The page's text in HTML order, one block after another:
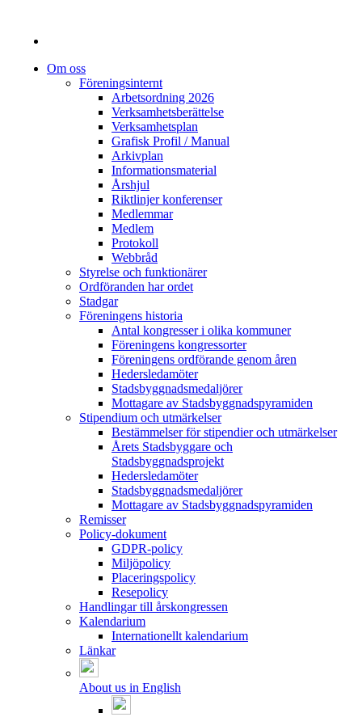
Om oss
Föreningsinternt
Arbetsordning 2026
Verksamhetsberättelse
Verksamhetsplan
Grafisk Profil / Manual
Arkivplan
Informationsmaterial
Årshjul
Riktlinjer konferenser
Medlemmar
Medlem
Protokoll
Webbråd
Styrelse och funktionärer
Ordföranden har ordet
Stadgar
Föreningens historia
Antal kongresser i olika kommuner
Föreningens kongressorter
Föreningens ordförande genom åren
Hedersledamöter
Stadsbyggnadsmedaljörer
Mottagare av Stadsbyggnadspyramiden
Stipendium och utmärkelser
Bestämmelser för stipendier och utmärkelser
Årets Stadsbyggare och
Stadsbyggnadsprojekt
Hedersledamöter
Stadsbyggnadsmedaljörer
Mottagare av Stadsbyggnadspyramiden
Remisser
Policy-dokument
GDPR-policy
Miljöpolicy
Placeringspolicy
Resepolicy
Handlingar till årskongressen
Kalendarium
Internationellt kalendarium
Länkar
About us in English